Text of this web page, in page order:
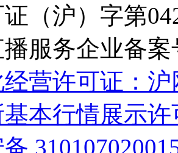
（沪）字第
服务企业备案
营许可证：
本行情展示许